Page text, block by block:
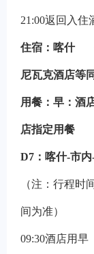
21:00返回入住
住宿 ： 喀什
尼瓦克酒店等
用餐：早：
店指定用餐
D7 ： 喀什-市
（注：行程时
间为准）
09:30酒店用早